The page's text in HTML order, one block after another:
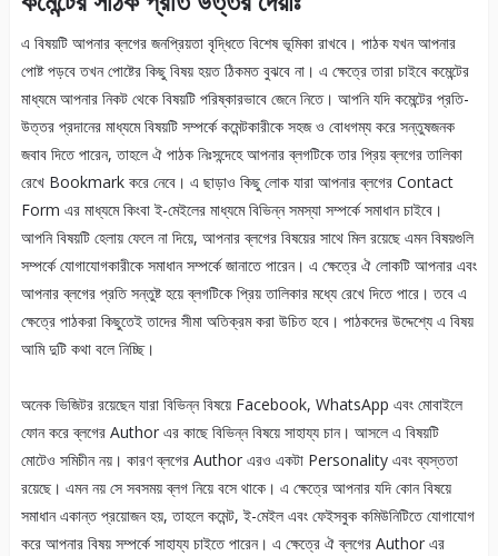
এ বিষয়টি আপনার ব্লগের জনপ্রিয়তা বৃদ্ধিতে বিশেষ ভূমিকা রাখবে। পাঠক যখন আপনার
পোষ্ট পড়বে তখন পোষ্টের কিছু বিষয় হয়ত ঠিকমত বুঝবে না। এ ক্ষেত্রে তারা চাইবে কমেন্টের
মাধ্যমে আপনার নিকট থেকে বিষয়টি পরিষ্কারভাবে জেনে নিতে। আপনি যদি কমেন্টের প্রতি-
উত্তর প্রদানের মাধ্যমে বিষয়টি সম্পর্কে কমেন্টকারীকে সহজ ও বোধগম্য করে সন্তুষজনক
জবাব দিতে পারেন, তাহলে ঐ পাঠক নিঃসন্দেহে আপনার ব্লগটিকে তার প্রিয় ব্লগের তালিকা
রেখে Bookmark করে নেবে। এ ছাড়াও কিছু লোক যারা আপনার ব্লগের Contact
Form এর মাধ্যমে কিংবা ই-মেইলের মাধ্যমে বিভিন্ন সমস্যা সম্পর্কে সমাধান চাইবে।
আপনি বিষয়টি হেলায় ফেলে না দিয়ে, আপনার ব্লগের বিষয়ের সাথে মিল রয়েছে এমন বিষয়গুলি
সম্পর্কে যোগাযোগকারীকে সমাধান সম্পর্কে জানাতে পারেন। এ ক্ষেত্রে ঐ লোকটি আপনার এবং
আপনার ব্লগের প্রতি সন্তুষ্ট হয়ে ব্লগটিকে প্রিয় তালিকার মধ্যে রেখে দিতে পারে। তবে এ
ক্ষেত্রে পাঠকরা কিছুতেই তাদের সীমা অতিক্রম করা উচিত হবে। পাঠকদের উদ্দেশ্যে এ বিষয়
আমি দুটি কথা বলে নিচ্ছি।
অনেক ভিজিটর রয়েছেন যারা বিভিন্ন বিষয়ে Facebook, WhatsApp এবং মোবাইলে
ফোন করে ব্লগের Author এর কাছে বিভিন্ন বিষয়ে সাহায্য চান। আসলে এ বিষয়টি
মোটেও সমিচীন নয়। কারণ ব্লগের Author এরও একটা Personality এবং ব্যস্ততা
রয়েছে। এমন নয় সে সবসময় ব্লগ নিয়ে বসে থাকে। এ ক্ষেত্রে আপনার যদি কোন বিষয়ে
সমাধান একান্ত প্রয়োজন হয়, তাহলে কমেন্ট, ই-মেইল এবং ফেইসবুক কমিউনিটিতে যোগাযোগ
করে আপনার বিষয় সম্পর্কে সাহায্য চাইতে পারেন। এ ক্ষেত্রে ঐ ব্লগের Author এর